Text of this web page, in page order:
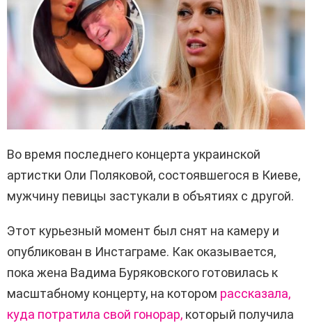
Во время последнего концерта украинской
артистки Оли Поляковой, состоявшегося в Киеве,
мужчину певицы застукали в объятиях с другой.
Этот курьезный момент был снят на камеру и
опубликован в Инстаграме. Как оказывается,
пока жена Вадима Буряковского готовилась к
масштабному концерту, на котором рассказала,
куда потратила свой гонорар, который получила